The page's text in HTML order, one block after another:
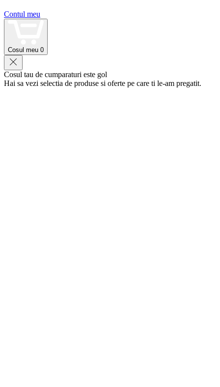
Contul meu
Cosul meu 0
Cosul tau de cumparaturi este gol
Hai sa vezi selectia de produse si oferte pe care ti le-am pregatit.